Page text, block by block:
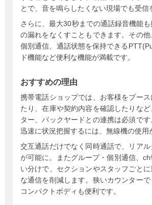
とで、音を鳴らしたくない現場でも受信
さらに、最大30秒までの通話録音機能
の漏れをなくすこともできます。その
個別通信、通話状態を保持できる
ド機能など便利な機能が満載です。
おすすめの理由
携帯電話ショップでは、お客様をブー
たり、在庫や契約内容を確認したりな
ター、バックヤードとの連携は必須で
迅速に状況把握するには、無線機の使用
交互通話だけでなく同時通話で、リアル
が可能に。またグループ・個別通信、
い分けで、セクションやスタッフごと
な通信を削減します。狭いカウンター
コンパクトボディも便利です。